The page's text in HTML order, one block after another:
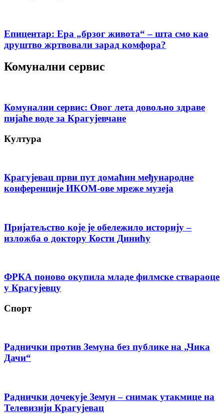
Епицентар: Ера „брзог живота“ – шта смо као
друштво жртвовали зарад комфора?
Комунални сервис
Комунални сервис: Овог лета довољно здраве
пијаће воде за Крагујевчане
Култура
Крагујевац први пут домаћин међународне
конференције ИКОМ-ове мреже музеја
Пријатељство које је обележило историју –
изложба о доктору Кости Динићу
ФРКА поново окупила младе филмске ствараоце
у Крагујевцу
Спорт
Раднички против Земуна без публике на „Чика
Дачи“
Раднички дочекује Земун – снимак утакмице на
Телевизији Крагујевац